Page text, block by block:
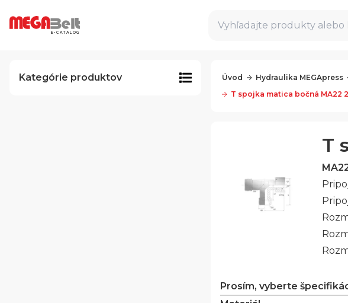
E-CATALOG
Vyhľadajte produkty alebo
Kategórie produktov Úvod Hydraulika MEGApress
T spojka matica bočná MA22
T
Prosím, vyberte